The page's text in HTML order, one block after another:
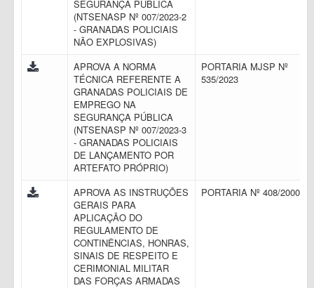
SEGURANÇA PÚBLICA
(NTSENASP Nº 007/2023-2
- GRANADAS POLICIAIS
NÃO EXPLOSIVAS)
APROVA A NORMA
TÉCNICA REFERENTE A
GRANADAS POLICIAIS DE
EMPREGO NA
SEGURANÇA PÚBLICA
(NTSENASP Nº 007/2023-3
- GRANADAS POLICIAIS
DE LANÇAMENTO POR
ARTEFATO PRÓPRIO)
PORTARIA MJSP Nº
535/2023
APROVA AS INSTRUÇÕES
GERAIS PARA
APLICAÇÃO DO
REGULAMENTO DE
CONTINÊNCIAS, HONRAS,
SINAIS DE RESPEITO E
CERIMONIAL MILITAR
DAS FORÇAS ARMADAS
PORTARIA Nº 408/2000